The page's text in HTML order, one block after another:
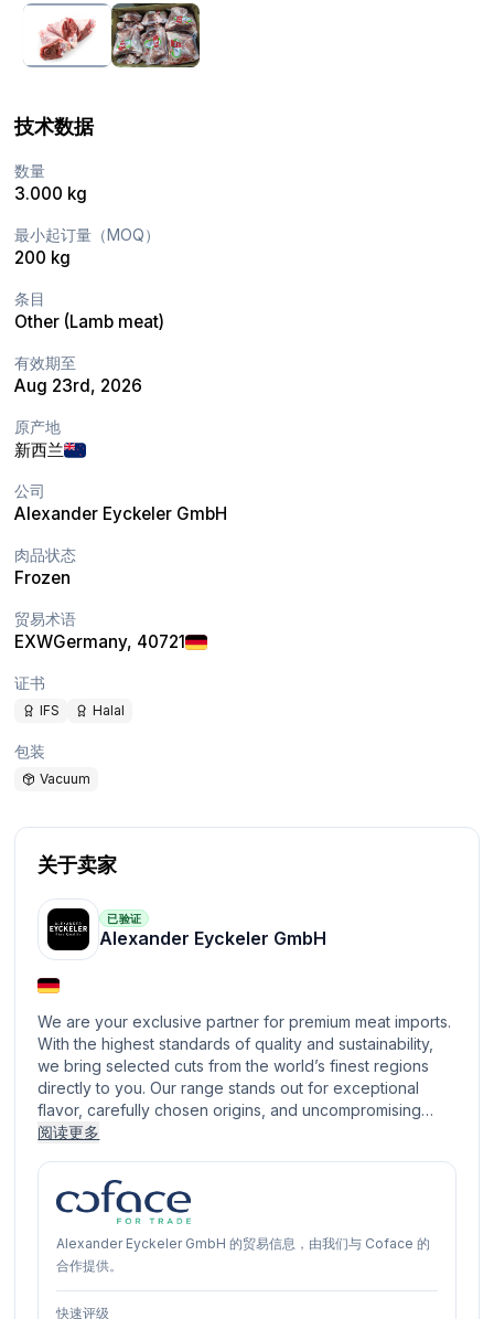
技术数据
数量
3.000 kg
最小起订量（MOQ）
200 kg
条目
Other (Lamb meat)
有效期至
Aug 23rd, 2026
原产地
新西兰
公司
Alexander Eyckeler GmbH
肉品状态
Frozen
贸易术语
EXWGermany, 40721
证书
IFS Halal
包装
Vacuum
关于卖家
已验证
Alexander Eyckeler GmbH
We are your exclusive partner for premium meat imports.
With the highest standards of quality and sustainability,
we bring selected cuts from the world’s finest regions
directly to you. Our range stands out for exceptional
flavor, carefully chosen origins, and uncompromising…
阅读更多
Alexander Eyckeler GmbH 的贸易信息，由我们与 Coface 的
合作提供。
快速评级